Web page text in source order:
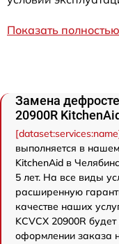
Показать полностью
Замена
20900R KitchenAid
выполняется в
KitchenAid в
5 лет. На все виды
расширенную
качестве наших
KCVCX 20900R
оформлении заказа